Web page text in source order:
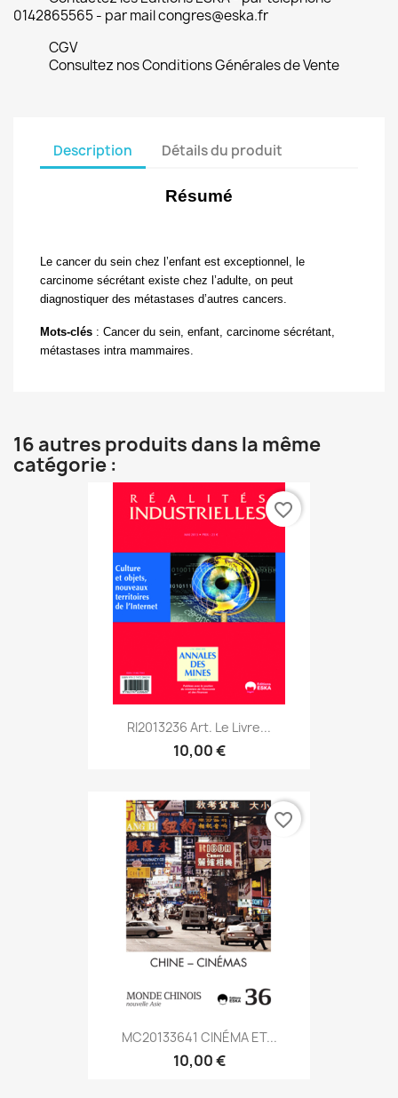
0142865565 - par mail congres@eska.fr
CGV
Consultez nos Conditions Générales de Vente
Description Détails du produit
Résumé
Le cancer du sein chez l’enfant est exceptionnel, le
carcinome sécrétant existe chez l’adulte, on peut
diagnostiquer des métastases d’autres cancers.
Mots-clés : Cancer du sein, enfant, carcinome sécrétant,
métastases intra mammaires.
16 autres produits dans la même
catégorie :
RI2013236 Art. Le Livre...
10,00 €
favorite_border
MC20133641 CINÉMA ET...
10,00 €
favorite_border